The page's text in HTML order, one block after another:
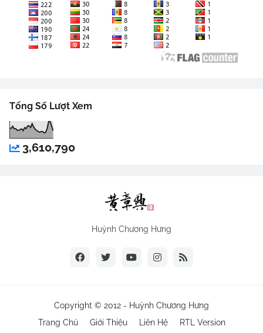
Tổng Số Lượt Xem
3,610,790
Huỳnh Chương Hưng
Copyright © 2012 - Huỳnh Chương Hưng
Trang Chủ
Giới Thiệu Liên Hệ RTL Version